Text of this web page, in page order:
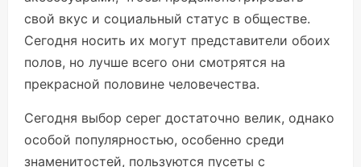
свой вкус и социальный статус в обществе.
Сегодня носить их могут представители обоих
полов, но лучше всего они смотрятся на
прекрасной половине человечества.
Сегодня выбор серег достаточно велик, однако
особой популярностью, особенно среди
знаменитостей, пользуются пусеты с